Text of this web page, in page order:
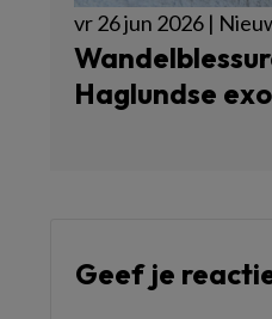
vr 26 jun 2026 |
Haglundse
Geef je